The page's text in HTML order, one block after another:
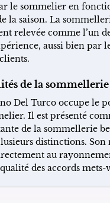
le sommelier en
la saison. La
relevée comme l’un
aussi bien par
de la sommellerie
Del Turco occupe le
Il est présenté
de la sommellerie
distinctions. Son
au
des accords mets-